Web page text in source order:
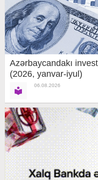
Azərbaycandakı
(2026, yanvar-iyul)
06.08.2026